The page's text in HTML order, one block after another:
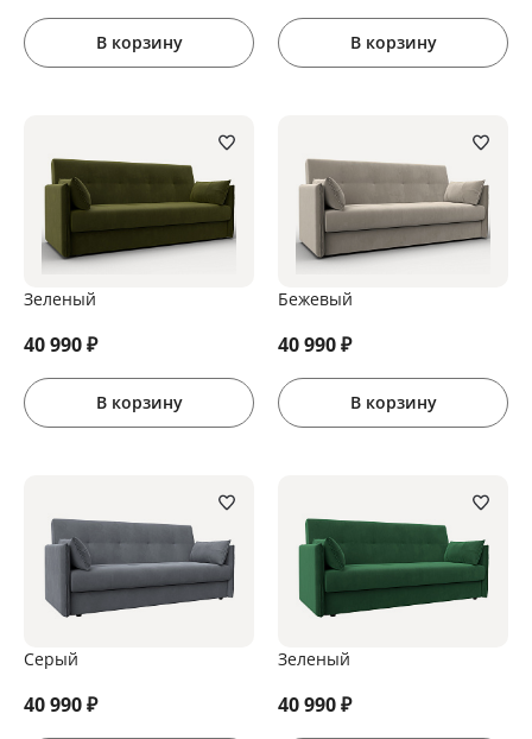
В корзину В корзину
Зеленый
40 990₽
В корзину
Бежевый
40 990₽
В корзину
Серый
40 990₽
Зеленый
40 990₽